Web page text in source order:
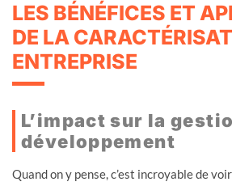
LES BÉNÉFICES ET
DE LA
ENTREPRISE
L’impact sur la
développement
Quand on y pense, c’est incroyable de